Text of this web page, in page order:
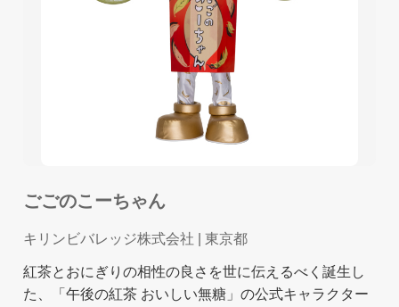
ごごのこーちゃん
キリンビバレッジ株式会社 | 東京都
紅茶とおにぎりの相性の良さを世に伝えるべく誕生し
た、「午後の紅茶 おいしい無糖」の公式キャラクター